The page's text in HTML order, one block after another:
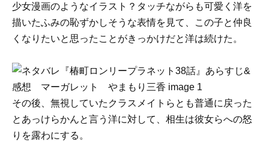
少女漫画のようなイラスト？タッチながらも可愛く洋を
描いたふみの恥ずかしそうな表情を見て、この子と仲良
くなりたいと思ったことがきっかけだと洋は続けた。
その後、無視していたクラスメイトらとも普通に戻った
とあっけらかんと言う洋に対して、相生は彼女らへの怒
りを露わにする。